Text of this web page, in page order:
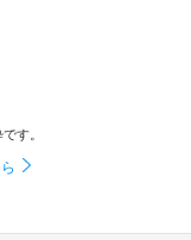
す。